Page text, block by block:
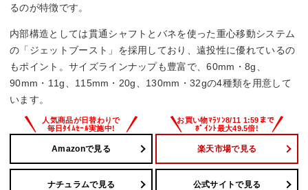
るのが特徴です。
内部構造としては貫通シャフトとバネを使った重心移動システム
の「ジェットブースト」を採用しており、遠投性に優れているの
もポイント。サイズラインナップも豊富で、60mm・8g、
90mm・11g、115mm・20g、130mm・32gの4種類を用意して
います。
Amazonで見る 楽天市場で見る
ナチュラムで見る 公式サイトで見る